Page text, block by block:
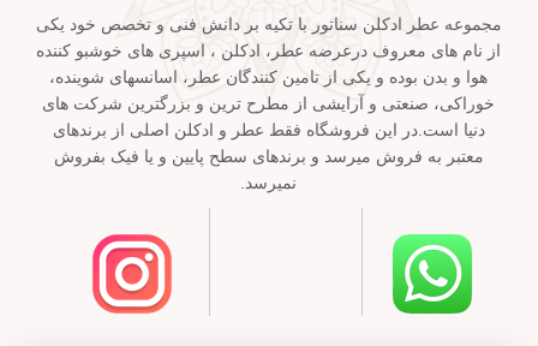
مجموعه عطر ادکلن سناتور با تکیه بر دانش فنی و تخصص خود یکی
از نام های معروف درعرضه عطر، ادکلن ، اسپری های خوشبو کننده
هوا و بدن بوده و یکی از تامین کنندگان عطر، اسانسهای شوینده،
خوراکی، صنعتی و آرایشی از مطرح ترین و بزرگترین شرکت های
دنیا است.در این فروشگاه فقط عطر و ادکلن اصلی از برندهای
معتبر به فروش میرسد و برندهای سطح پایین و یا فیک بفروش
نمیرسد.